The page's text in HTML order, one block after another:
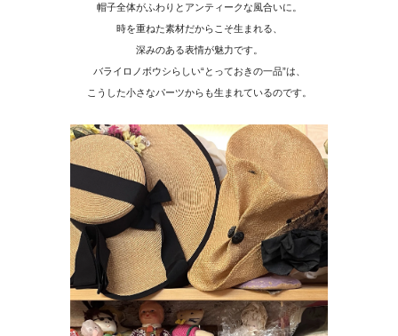
帽子全体がふわりとアンティークな風合いに。
時を重ねた素材だからこそ生まれる、
深みのある表情が魅力です。
バライロノボウシらしい“とっておきの一品”は、
こうした小さなパーツからも生まれているのです。